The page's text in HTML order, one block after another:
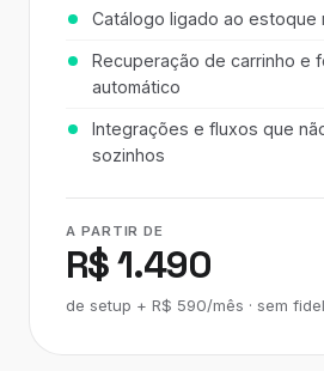
Catálogo ligado ao estoque
Recuperação de carrinho e
automático
Integrações e fluxos que
sozinhos
A PARTIR DE
R$ 1.490
de setup + R$ 590/mês · sem